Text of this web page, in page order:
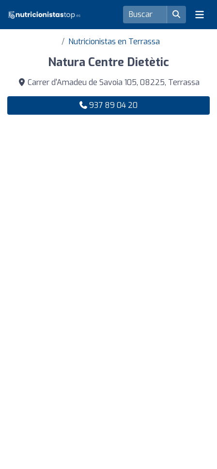
Nutricionistas en Terrassa
Natura Centre Dietètic
Carrer d'Amadeu de Savoia 105, 08225, Terrassa
937 89 04 20